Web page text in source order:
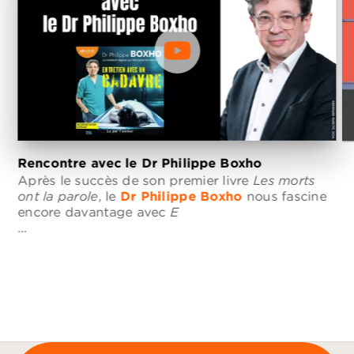
Rencontre avec le Dr Philippe Boxho
Après le succès de son premier livre Les morts
ont la parole, le Dr Philippe Boxho nous fascine
encore davantage avec E
…